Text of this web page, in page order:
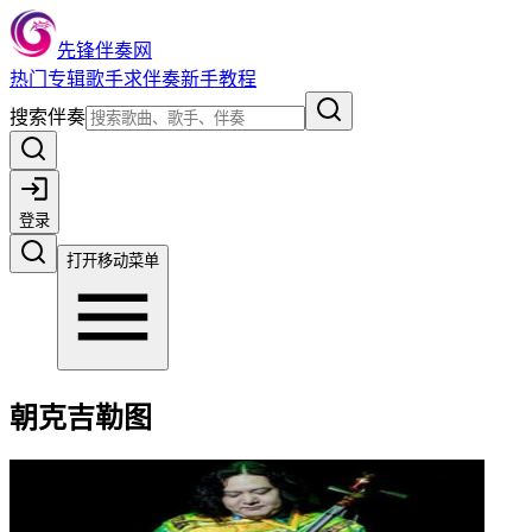
先锋伴奏网
热门 专辑歌手求伴奏新手教程
搜索伴奏
登录
打开移动菜单
朝克吉勒图